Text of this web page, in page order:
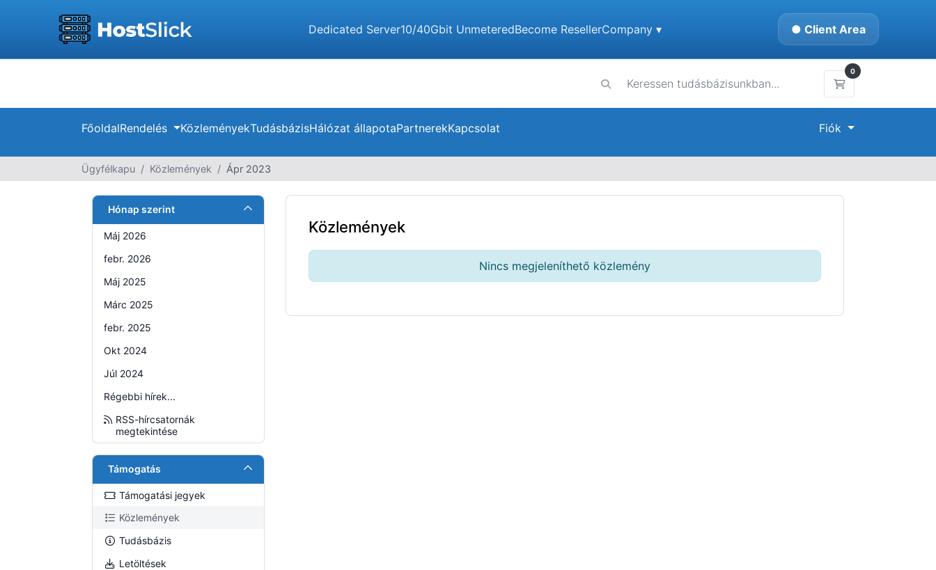
Dedicated Server10/40Gbit UnmeteredBecome ResellerCompany ▾ ● Client Area
0
Bevásárlókosár
FőoldalRendelés KözleményekTudásbázisHálózat állapotaPartnerekKapcsolat Fiók
Ügyfélkapu Közlemények Ápr 2023
Hónap szerint
Máj 2026
febr. 2026
Máj 2025
Márc 2025
febr. 2025
Okt 2024
Júl 2024
Régebbi hírek...
RSS-hírcsatornák
megtekintése
Támogatás
Támogatási jegyek
Közlemények
Tudásbázis
Letöltések
Közlemények
Nincs megjeleníthető közlemény